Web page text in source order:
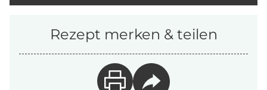
Rezept merken & teilen